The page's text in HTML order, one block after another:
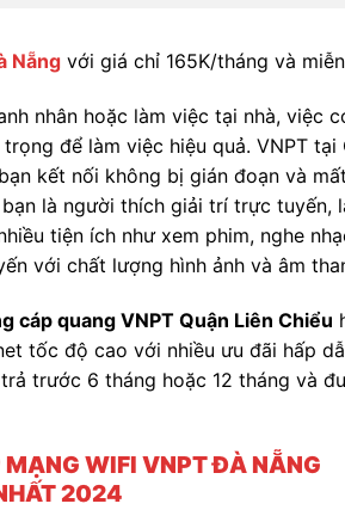
Nẵng với giá chỉ 165K/tháng và
nhân hoặc làm việc tại nhà, việc
để làm việc hiệu quả. VNPT tại
kết nối không bị gián đoạn và
là người thích giải trí trực tuyến,
tiện ích như xem phim, nghe
với chất lượng hình ảnh và âm
cáp quang VNPT Quận Liên Chiểu
tốc độ cao với nhiều ưu đãi hấp
trước 6 tháng hoặc 12 tháng và
WIFI VNPT ĐÀ NẴNG
2024